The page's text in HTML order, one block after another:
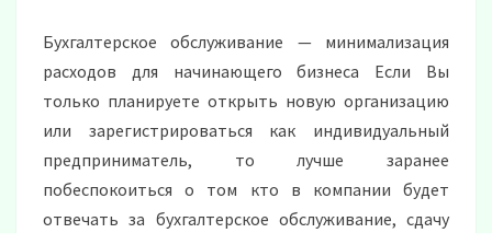
Бухгалтерское обслуживание — минимализация
расходов для начинающего бизнеса Если Вы
только планируете открыть новую организацию
или зарегистрироваться как индивидуальный
предприниматель, то лучше заранее
побеспокоиться о том кто в компании будет
отвечать за бухгалтерское обслуживание, сдачу